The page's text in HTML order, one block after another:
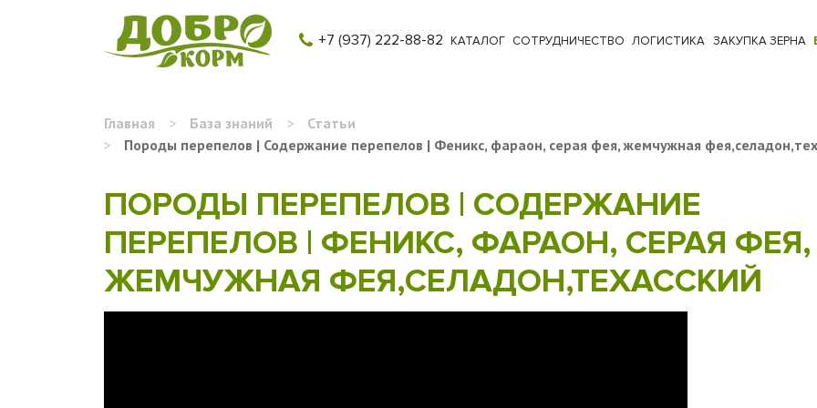
+7 (937) 222-88-82 КАТАЛОГ СОТРУДНИЧЕСТВО ЛОГИСТИКА ЗАКУПКА ЗЕРНА
Главная > База знаний >
Статьи
>
Породы перепелов | Содержание перепелов | Феникс, фараон, серая фея, жемчужная
ПОРОДЫ ПЕРЕПЕЛОВ | СОДЕРЖАНИЕ
ПЕРЕПЕЛОВ | ФЕНИКС, ФАРАОН, СЕРАЯ ФЕЯ,
ЖЕМЧУЖНАЯ ФЕЯ,СЕЛАДОН,ТЕХАССКИЙ